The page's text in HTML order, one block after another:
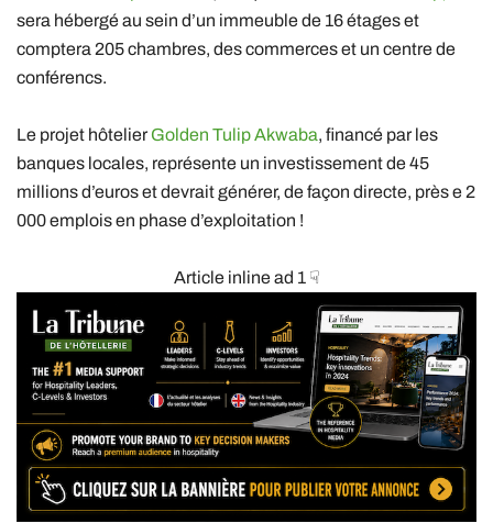
sera hébergé au sein d’un immeuble de 16 étages et
comptera 205 chambres, des commerces et un centre de
conférencs.
Le projet hôtelier Golden Tulip Akwaba, financé par les
banques locales, représente un investissement de 45
millions d’euros et devrait générer, de façon directe, près e 2
000 emplois en phase d’exploitation !
Article inline ad 1 ☟